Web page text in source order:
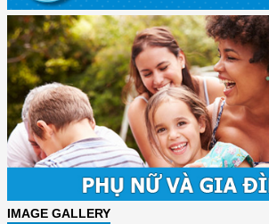
IMAGE GALLERY